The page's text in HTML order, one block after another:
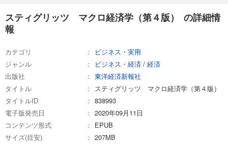
スティグリッツ マクロ経済学（第４版） の詳細情
報
カテゴリ
ビジネス・実用
ジャンル
ビジネス・経済 / 経済
出版社
東洋経済新報社
タイトル
スティグリッツ マクロ経済学（第４版）
タイトルID
838993
電子版発売日
2020年09月11日
コンテンツ形式
EPUB
サイズ(目安)
207MB